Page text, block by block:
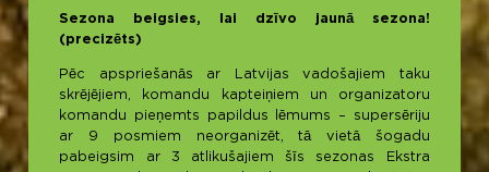
Sezona beigsies, lai dzīvo jaunā sezona!
(precizēts)
Pēc apspriešanās ar Latvijas vadošajiem taku
skrējējiem, komandu kapteiņiem un organizatoru
komandu pieņemts papildus lēmums – supersēriju
ar 9 posmiem neorganizēt, tā vietā šogadu
pabeigsim ar 3 atlikušajiem šīs sezonas Ekstra